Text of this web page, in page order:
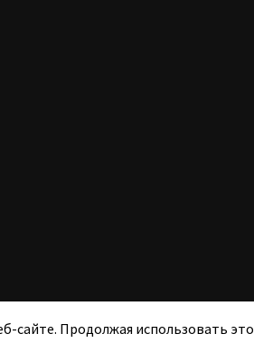
Продолжая использовать